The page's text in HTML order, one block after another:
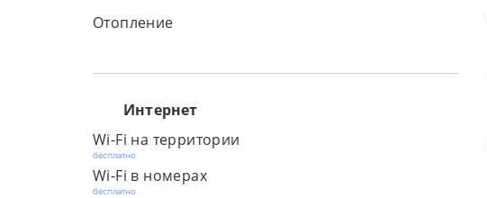
Отопление
Интернет
Wi-Fi на территории
бесплатно
Wi-Fi в номерах
бесплатно